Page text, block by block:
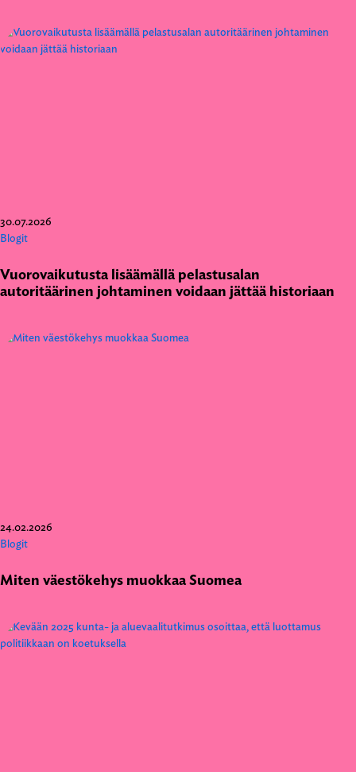
30.07.2026
Blogit
Vuorovaikutusta lisäämällä pelastusalan
autoritäärinen johtaminen voidaan jättää historiaan
24.02.2026
Blogit
Miten väestökehys muokkaa Suomea